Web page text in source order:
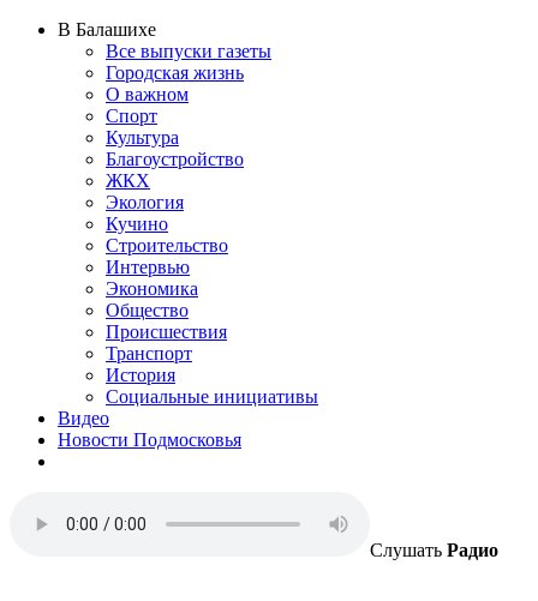
В Балашихе
Все выпуски газеты
Городская жизнь
О важном
Спорт
Культура
Благоустройство
ЖКХ
Экология
Кучино
Строительство
Интервью
Экономика
Общество
Происшествия
Транспорт
История
Социальные инициативы
Видео
Новости Подмосковья
Слушать Радио